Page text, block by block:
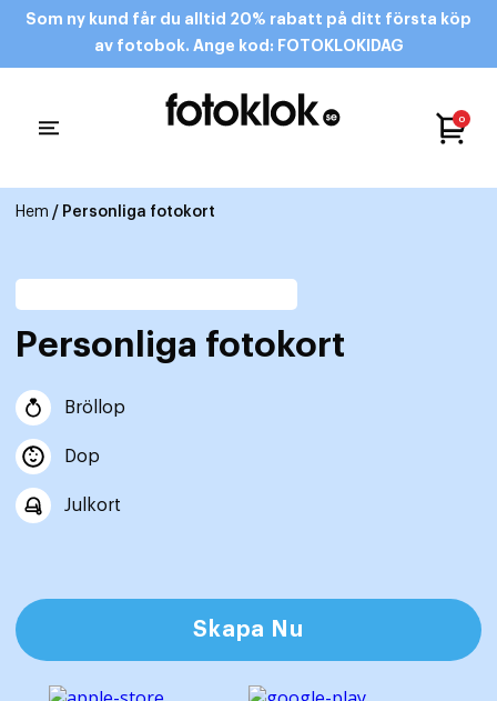
Som ny kund får du alltid 20% rabatt på ditt första köp
av fotobok. Ange kod: FOTOKLOKIDAG
0
Personliga fotokort
Bröllop
Dop
Julkort
Skapa Nu
Hem / Personliga fotokort